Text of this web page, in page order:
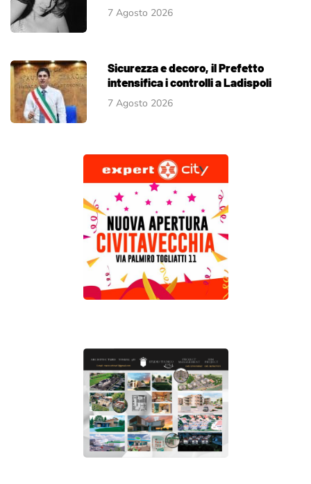
7 Agosto 2026
Sicurezza e decoro, il Prefetto
intensifica i controlli a Ladispoli
7 Agosto 2026